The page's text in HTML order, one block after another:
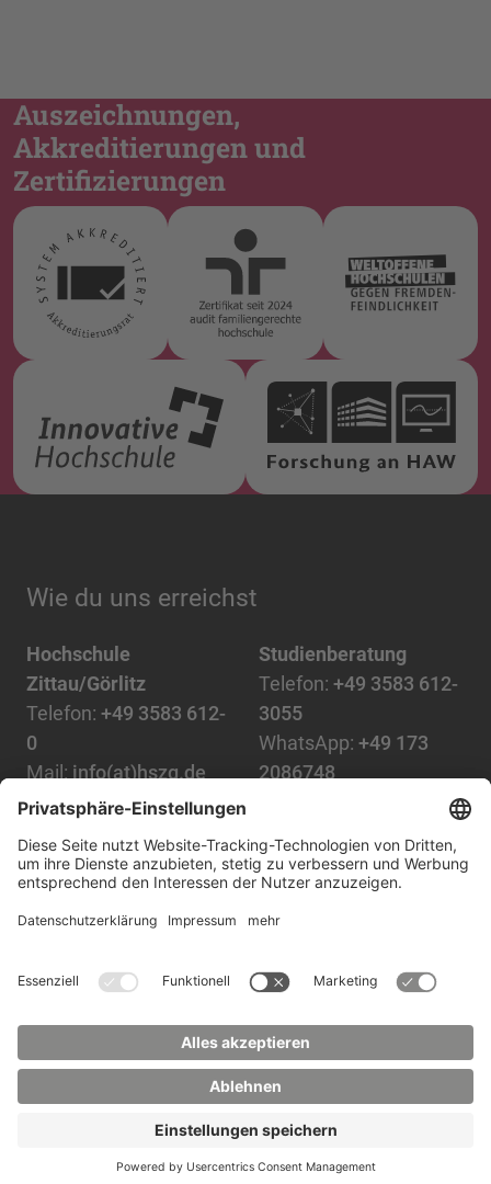
Auszeichnungen,
Akkreditierungen und
Zertifizierungen
Wie du uns erreichst
Hochschule
Zittau/Görlitz
Telefon: +49 3583 612-
0
Mail: info(at)hszg.de
Studienberatung
Telefon: +49 3583 612-
3055
WhatsApp: +49 173
2086748
Alle StudiengängeDatenschutz
ImpressumBarrierefreiheitPresse